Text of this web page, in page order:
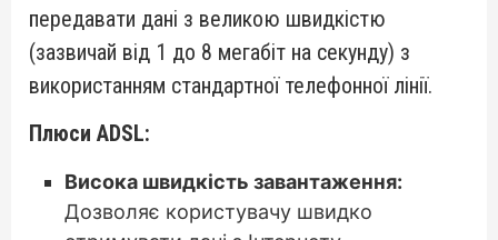
передавати дані з великою швидкістю
(зазвичай від 1 до 8 мегабіт на секунду) з
використанням стандартної телефонної лінії.
Плюси ADSL:
Висока швидкість завантаження:
Дозволяє користувачу швидко